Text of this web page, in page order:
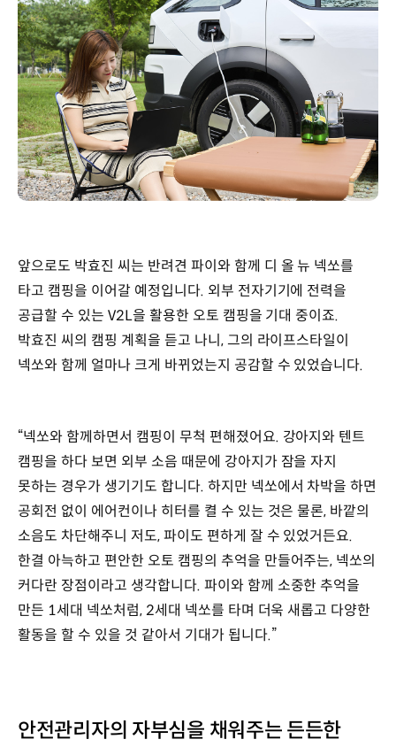
앞으로도 박효진 씨는 반려견 파이와 함께 디 올 뉴 넥쏘를
타고 캠핑을 이어갈 예정입니다. 외부 전자기기에 전력을
공급할 수 있는 V2L을 활용한 오토 캠핑을 기대 중이죠.
박효진 씨의 캠핑 계획을 듣고 나니, 그의 라이프스타일이
넥쏘와 함께 얼마나 크게 바뀌었는지 공감할 수 있었습니다.
“넥쏘와 함께하면서 캠핑이 무척 편해졌어요. 강아지와 텐트
캠핑을 하다 보면 외부 소음 때문에 강아지가 잠을 자지
못하는 경우가 생기기도 합니다. 하지만 넥쏘에서 차박을 하면
공회전 없이 에어컨이나 히터를 켤 수 있는 것은 물론, 바깥의
소음도 차단해주니 저도, 파이도 편하게 잘 수 있었거든요.
한결 아늑하고 편안한 오토 캠핑의 추억을 만들어주는, 넥쏘의
커다란 장점이라고 생각합니다. 파이와 함께 소중한 추억을
만든 1세대 넥쏘처럼, 2세대 넥쏘를 타며 더욱 새롭고 다양한
활동을 할 수 있을 것 같아서 기대가 됩니다.”
안전관리자의 자부심을 채워주는 든든한